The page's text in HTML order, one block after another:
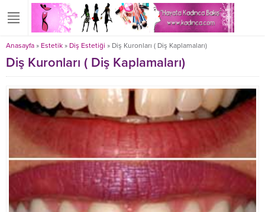
Anasayfa » Estetik » Diş Estetiği » Diş Kuronları ( Diş Kaplamaları)
Diş Kuronları ( Diş Kaplamaları)